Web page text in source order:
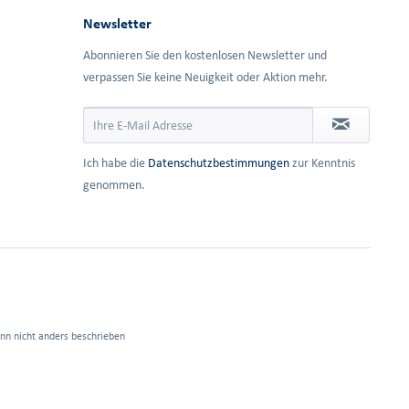
Newsletter
Abonnieren Sie den kostenlosen Newsletter und
verpassen Sie keine Neuigkeit oder Aktion mehr.
Ich habe die Datenschutzbestimmungen zur Kenntnis
genommen.
nicht anders beschrieben